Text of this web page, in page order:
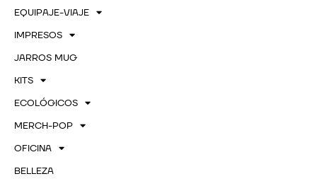
EQUIPAJE-VIAJE
IMPRESOS
JARROS MUG
KITS
ECOLÓGICOS
MERCH-POP
OFICINA
BELLEZA